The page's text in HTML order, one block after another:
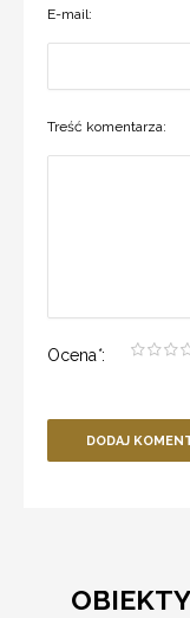
E-mail:
Treść komentarza:
Ocena*:
DODAJ